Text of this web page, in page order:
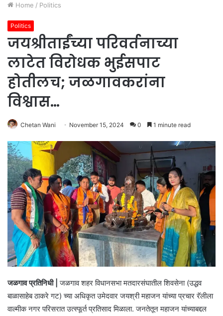
Home / Politics
Politics
जयश्रीताईंच्या परिवर्तनाच्या
लाटेत विरोधक भुईसपाट
होतीलच; जळगावकरांना
विश्वास…
Chetan Wani November 15, 2024 0 1 minute read
जळगाव प्रतिनिधी | जळगाव शहर विधानसभा मतदारसंघातील शिवसेना (उद्धव
बाळासाहेब ठाकरे गट) च्या अधिकृत उमेदवार जयश्री महाजन यांच्या प्रचार रॅलीला
वाल्मीक नगर परिसरात उत्स्फूर्त प्रतिसाद मिळाला. जनतेतून महाजन यांच्याबद्दल